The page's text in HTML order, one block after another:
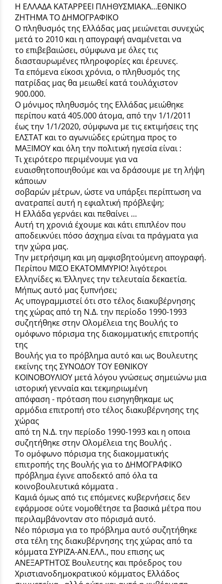
Η ΕΛΛΑΔΑ ΚΑΤΑΡΡΕΕΙ ΠΛΗΘΥΣΜΙΑΚΑ…ΕΘΝΙΚΟ
ΖΗΤΗΜΑ ΤΟ ΔΗΜΟΓΡΑΦΙΚΟ
Ο πληθυσμός της Ελλάδας μας μειώνεται συνεχώς
μετά το 2010 και η απογραφή αναμένεται να
το επιβεβαιώσει, σύμφωνα με όλες τις
διασταυρωμένες πληροφορίες και έρευνες.
Τα επόμενα είκοσι χρόνια, ο πληθυσμός της
πατρίδας μας θα μειωθεί κατά τουλάχιστον
900.000.
Ο μόνιμος πληθυσμός της Ελλάδας μειώθηκε
περίπου κατά 405.000 άτομα, από την 1/1/2011
έως την 1/1/2020, σύμφωνα με τις εκτιμήσεις της
ΕΛΣΤΑΤ και το αγωνιώδες ερώτημα προς το
ΜΑΞΙΜΟΥ και όλη την πολιτική ηγεσία είναι :
Τι χειρότερο περιμένουμε για να
ευαισθητοποιηθούμε και να δράσουμε με τη λήψη
κάποιων
σοβαρών μέτρων, ώστε να υπάρξει περίπτωση να
ανατραπεί αυτή η εφιαλτική πρόβλεψη;
Η Ελλάδα γερνάει και πεθαίνει …
Αυτή τη χρονιά έχουμε και κάτι επιπλέον που
αποδεικνύει πόσο άσχημα είναι τα πράγματα για
την χώρα μας.
Την μετρήσιμη και μη αμφισβητούμενη απογραφή.
Περίπου ΜΙΣΟ ΕΚΑΤΟΜΜΥΡΙΟ! λιγότεροι
Ελληνίδες κι Έλληνες την τελευταία δεκαετία.
Μήπως αυτό μας ξυπνήσει;
Ας υπογραμμιστεί ότι στο τέλος διακυβέρνησης
της χώρας από τη Ν.Δ. την περίοδο 1990-1993
συζητήθηκε στην Ολομέλεια της Βουλής το
ομόφωνο πόρισμα της διακομματικής επιτροπής
της
Βουλής για το πρόβλημα αυτό και ως Βουλευτης
εκείνης της ΣΥΝΟΔΟΥ ΤΟΥ ΕΘΝΙΚΟΥ
ΚΟΙΝΟΒΟΥΛΙΟΥ μετά λόγου γνώσεως σημειώνω μια
ιστορική γενναία και τεκμηριωμένη
απόφαση - πρόταση που εισηγηθηκαμε ως
αρμόδια επιτροπή στο τέλος διακυβέρνησης της
χώρας
από τη Ν.Δ. την περίοδο 1990-1993 και η οποια
συζητήθηκε στην Ολομέλεια της Βουλής .
Το ομόφωνο πόρισμα της διακομματικής
επιτροπής της Βουλής για το ΔΗΜΟΓΡΑΦΙΚΟ
πρόβλημα έγινε αποδεκτό από όλα τα
κοινοβουλευτικά κόμματα .
Καμιά όμως από τις επόμενες κυβερνήσεις δεν
εφάρμοσε ούτε νομοθέτησε τα βασικά μέτρα που
περιλαμβάνονταν στο πόρισμά αυτό.
Νέο πόρισμα για το πρόβλημα αυτό συζητήθηκε
στα τέλη της διακυβέρνησης της χώρας από τα
κόμματα ΣΥΡΙΖΑ-ΑΝ.ΕΛΛ., που επισης ως
ΑΝΕΞΑΡΤΗΤΟΣ Βουλευτης και πρόεδρος του
Χριστιανοδημοκρατικού κόμματος Ελλάδος